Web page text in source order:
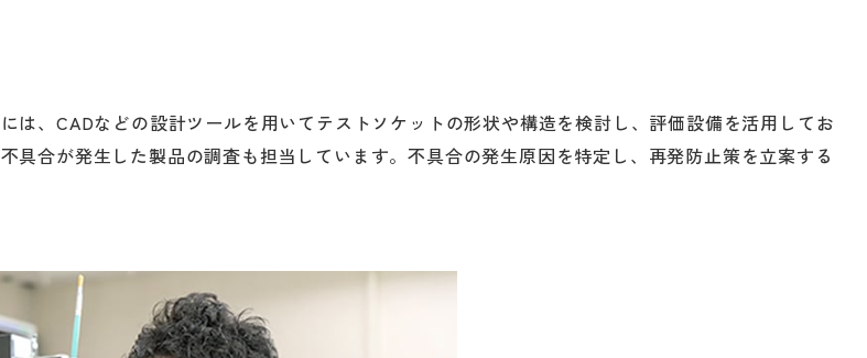
、CADなどの設計ツールを用いてテストソケットの形状や構造を検討し、評価設備を活用してお
合が発生した製品の調査も担当しています。不具合の発生原因を特定し、再発防止策を立案する